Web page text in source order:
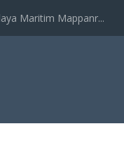
Maritim Mappanr...